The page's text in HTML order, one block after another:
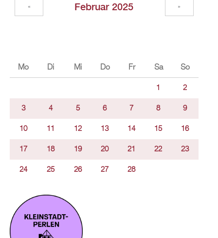
Februar 2025
« »
Mo Di Mi Do Fr Sa So
1 2
3 4 5 6 7 8 9
10 11 12 13 14 15 16
17 18 19 20 21 22 23
24 25 26 27 28